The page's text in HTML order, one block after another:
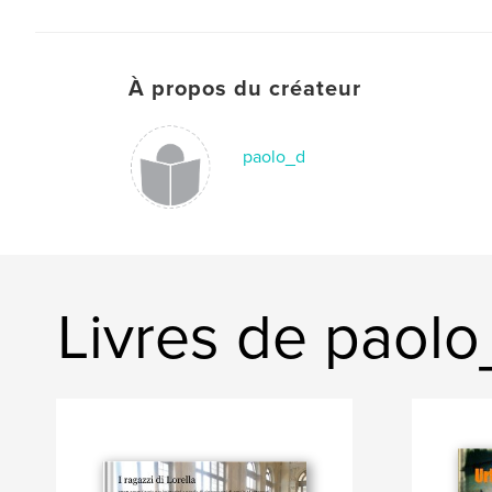
À propos du créateur
paolo_d
Livres de